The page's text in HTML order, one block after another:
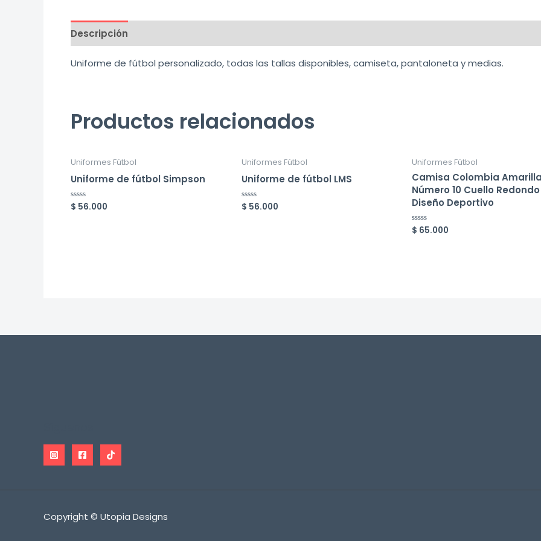
Descripción
Uniforme de fútbol personalizado, todas las tallas disponibles, camiseta, pantaloneta y medias.
Productos relacionados
Uniformes Fútbol
Uniforme de fútbol Simpson
Valorado
en
$ 56.000
Uniformes Fútbol
Uniforme de fútbol LMS
Valorado
en
$ 56.000
Uniformes Fútbol
Camisa Colombia
Número 10 Cuello Redondo
Diseño Deportivo
Valorado
en
$ 65.000
Copyright © Utopia Designs